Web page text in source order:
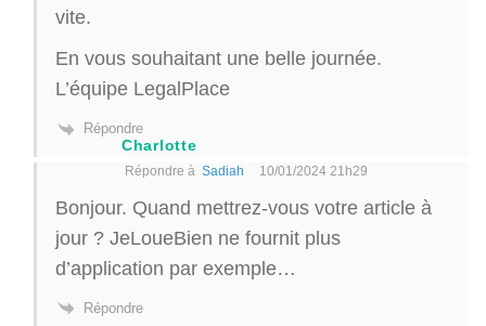
vite.
En vous souhaitant une belle journée.
L’équipe LegalPlace
Répondre
Charlotte
Répondre à Sadiah 10/01/2024 21h29
Bonjour. Quand mettrez-vous votre article à
jour ? JeLoueBien ne fournit plus
d’application par exemple…
Répondre